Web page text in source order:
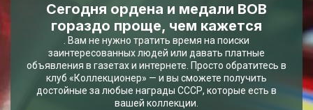
Сегодня ордена и медали ВОВ
гораздо проще, чем кажется
. Вам не нужно тратить время на поиски
заинтересованных людей или давать платные
объявления в газетах и интернете. Просто обратитесь в
клуб «Коллекционер» — и вы сможете получить
достойные за любые награды СССР, которые есть в
вашей коллекции.